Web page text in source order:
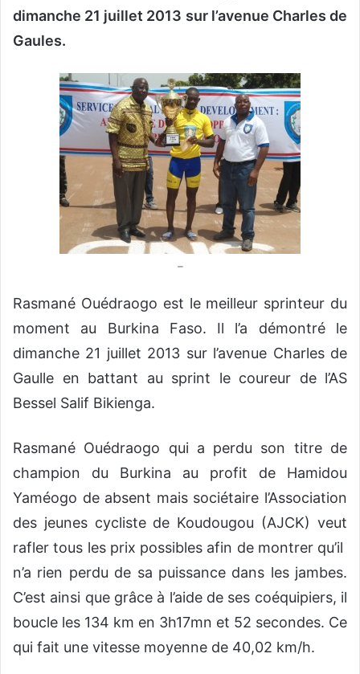
e
n
c
o
r
l
dimanche 21 juillet 2013 sur l’avenue Charles de
Gaules.
–
Rasmané Ouédraogo est le meilleur sprinteur du
moment au Burkina Faso. Il l’a démontré le
dimanche 21 juillet 2013 sur l’avenue Charles de
Gaulle en battant au sprint le coureur de l’AS
Bessel Salif Bikienga.
Rasmané Ouédraogo qui a perdu son titre de
champion du Burkina au profit de Hamidou
Yaméogo de absent mais sociétaire l’Association
des jeunes cycliste de Koudougou (AJCK) veut
rafler tous les prix possibles afin de montrer qu’il
n’a rien perdu de sa puissance dans les jambes.
C’est ainsi que grâce à l’aide de ses coéquipiers, il
boucle les 134 km en 3h17mn et 52 secondes. Ce
qui fait une vitesse moyenne de 40,02 km/h.